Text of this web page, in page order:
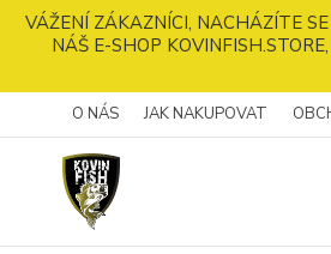
VÁŽENÍ ZÁKAZNÍCI, NACHÁZÍTE
NÁŠ E-SHOP
O NÁS JAK NAKUPOVAT